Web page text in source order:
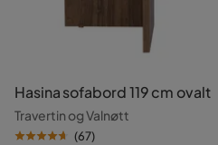
Hasina sofabord 119 cm ovalt
Travertin og Valnøtt
(67)